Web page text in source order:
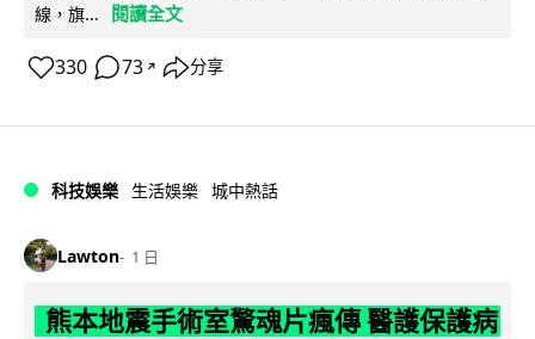
線，旗...
閱讀全文
330 73 ↗ 分享
科技娛樂 生活娛樂 城中熱話
Lawton 1 日
熊本地震手術室驚魂片瘋傳 醫護保護病